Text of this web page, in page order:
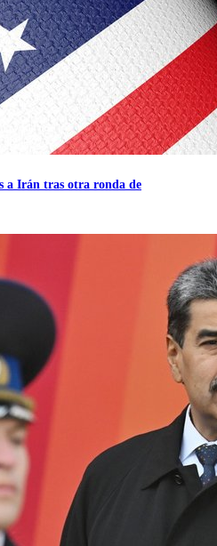
a Irán tras otra ronda de